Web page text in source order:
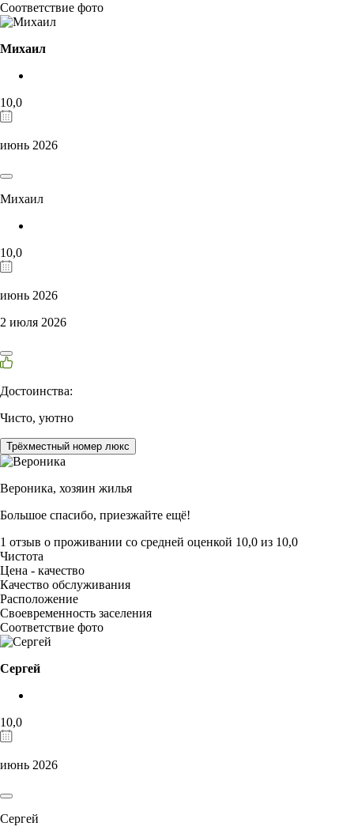
Соответствие фото
Михаил
10,0
июнь 2026
Михаил
10,0
июнь 2026
2 июля 2026
Достоинства:
Чисто, уютно
Трёхместный номер люкс
Вероника, хозяин жилья
Большое спасибо, приезжайте ещё!
1 отзыв о проживании со средней оценкой 10,0 из 10,0
Чистота
Цена - качество
Качество обслуживания
Расположение
Своевременность заселения
Соответствие фото
Сергей
10,0
июнь 2026
Сергей